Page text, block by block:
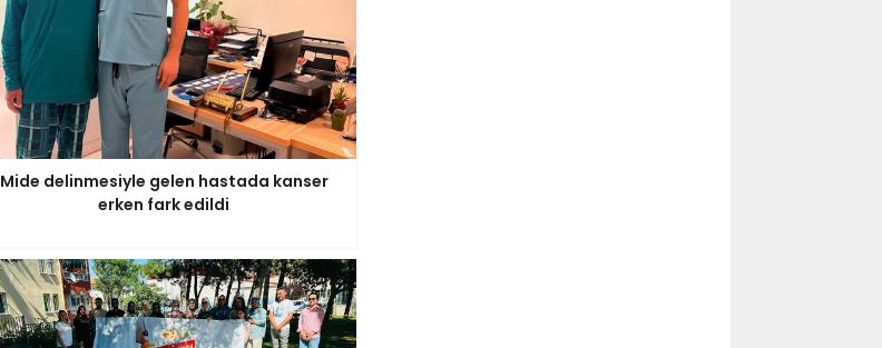
Mide delinmesiyle gelen hastada kanser
erken fark edildi